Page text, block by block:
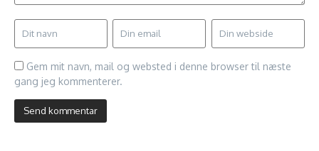
Gem mit navn, mail og websted i denne browser til næste
gang jeg kommenterer.